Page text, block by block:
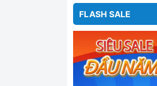
FLASH SALE